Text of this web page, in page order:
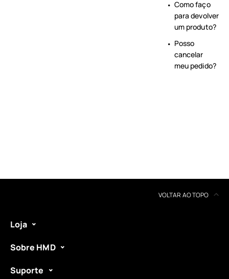
Como faço
para devolver
um produto?
Posso
cancelar
meu pedido?
VOLTAR AO TOPO
Loja
Sobre HMD
Suporte